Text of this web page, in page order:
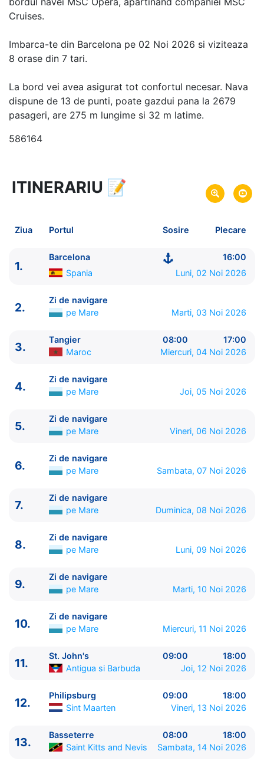
Cruises.
Imbarca-te din Barcelona pe 02 Noi 2026 si viziteaza
8 orase din 7 tari.
La bord vei avea asigurat tot confortul necesar. Nava
dispune de 13 de punti, poate gazdui pana la 2679
pasageri, are 275 m lungime si 32 m latime.
586164
18 zile vacanta de croaziera in
Repozitionare din Marea Mediterana in Caraibe -
Sosire pe 19 Noi 2026 in Bridgetown, Barbados
MSC Opera★★★★
Ziua | Portul | Sosire - Plecare
----------------------------------------
Zi de navigare pe Mare
3.
Tangier Maroc
08:00 - 17:00
5.
Zi de navigare pe Mare
Zi de navigare pe Mare
0:00 - 0:00
8.
Zi de navigare pe Mare
Zi de navigare pe Mare
0:00 - 0:00
Zi de navigare
11. St. John's Antigua si Barbuda 09:00 - 18:00
Basseterre Saint Kitts and Nevis 08:00 - 18:00
14.
Zi de navigare pe Mare
0:00 - 0:00
Catalina Island Rep. Dominicana 07:00 - 17:00
17. Zi de navigare pe Mare
0:00 - 0:00
ITINERARIU 📝
Ziua Portul Sosire Plecare
1.
Barcelona
16:00
Spania
Luni, 02 Noi 2026
2.
Zi de navigare
pe Mare
Marti, 03 Noi 2026
3.
Tangier 08:00
17:00
Maroc
Miercuri, 04 Noi 2026
4.
Zi de navigare
pe Mare
Joi, 05 Noi 2026
5.
Zi de navigare
pe Mare
Vineri, 06 Noi 2026
6.
Zi de navigare
pe Mare
Sambata, 07 Noi 2026
7.
Zi de navigare
pe Mare
Duminica, 08 Noi 2026
8.
Zi de navigare
pe Mare
Luni, 09 Noi 2026
9.
Zi de navigare
pe Mare
Marti, 10 Noi 2026
10.
Zi de navigare
pe Mare
Miercuri, 11 Noi 2026
11.
St. John's 09:00
18:00
Antigua si Barbuda
Joi, 12 Noi 2026
12.
Philipsburg 09:00
18:00
Sint Maarten
Vineri, 13 Noi 2026
13.
Basseterre 08:00
18:00
Saint Kitts and Nevis
Sambata, 14 Noi 2026